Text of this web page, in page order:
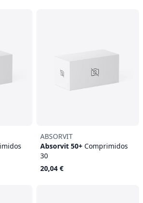
ABSORVIT
Absorvit 50+ Comprimidos
30
20,04 €